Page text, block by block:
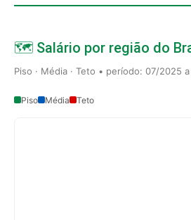
🗺️ Salário por região do
Piso · Média · Teto • período: 07/2025
Piso Média Teto